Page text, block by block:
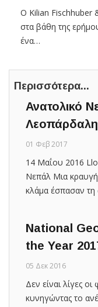
Ο Kilian Fischhuber
στα βάθη της
ένα…
Περισσότερα...
Ανατολικό
01 Φεβ 2017
14 Μαΐου 2016
Νεπάλ Μια
κλάμα έσπασαν
National
the Year
05 Δεκ 2016
Δεν είναι λίγες
κυνηγώντας το